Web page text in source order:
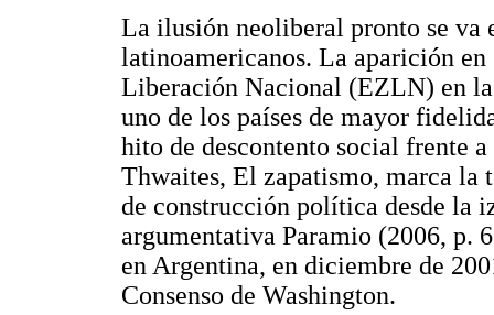
La ilusión neoliberal pronto se va
latinoamericanos. La aparición
Liberación Nacional (EZLN) en
uno de los países de mayor
hito de descontento social frente
Thwaites, El zapatismo, marca la
de construcción política desde la
argumentativa Paramio (2006, p.
en Argentina, en diciembre de
Consenso de Washington.